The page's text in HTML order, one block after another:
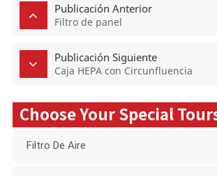
Publicación Anterior
Filtro de panel
Publicación Siguiente
Caja HEPA con Circunfluencia
Choose Your Special
Filtro De Aire